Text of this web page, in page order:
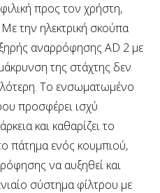
προς τον χρήστη,
την ηλεκτρική σκούπα
αναρρόφησης AD 2 με
της στάχτης δεν
Το ενσωματωμένο
προσφέρει ισχύ
και καθαρίζει το
πάτημα ενός κουμπιού,
να αυξηθεί και
σύστημα φίλτρου με